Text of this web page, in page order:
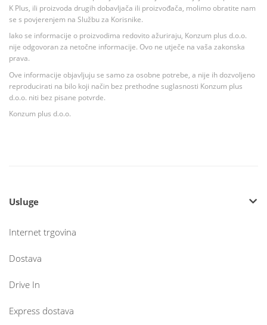
K Plus, ili proizvoda drugih dobavljača ili proizvođača, molimo obratite nam
se s povjerenjem na Službu za Korisnike.
Iako se informacije o proizvodima redovito ažuriraju, Konzum plus d.o.o.
nije odgovoran za netočne informacije. Ovo ne utječe na vaša zakonska
prava.
Ove informacije objavljuju se samo za osobne potrebe, a nije ih dozvoljeno
reproducirati na bilo koji način bez prethodne suglasnosti Konzum plus
d.o.o. niti bez pisane potvrde.
Konzum plus d.o.o.
Usluge
Internet trgovina
Dostava
Drive In
Express dostava